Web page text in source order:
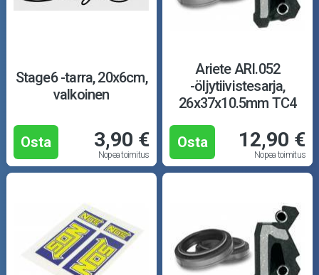
Stage6 -tarra, 20x6cm,
valkoinen
Osta 3,90 €
Nopea toimitus
Ariete ARI.052
-öljytiivistesarja,
26x37x10.5mm TC4
Osta 12,90 €
Nopea toimitus